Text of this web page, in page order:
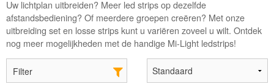
Uw lichtplan uitbreiden? Meer led strips op dezelfde
afstandsbediening? Of meerdere groepen creëren? Met onze
uitbreiding set en losse strips kunt u variëren zoveel u wilt. Ontdek
nog meer mogelijkheden met de handige Mi-Light ledstrips!
Filter